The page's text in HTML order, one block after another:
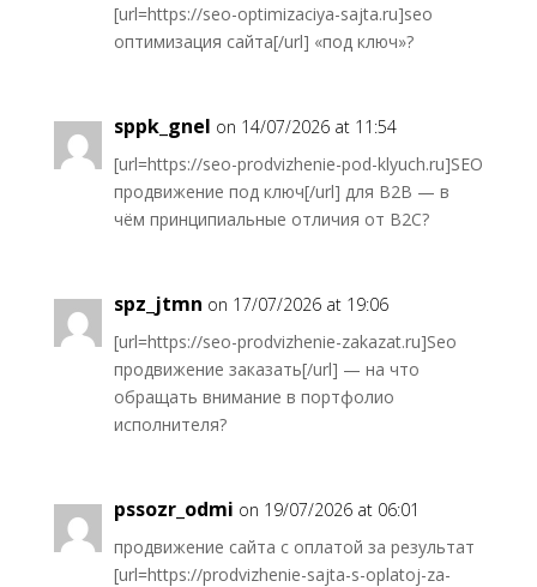
[url=https://seo-optimizaciya-sajta.ru]seo
оптимизация сайта[/url] «под ключ»?
sppk_gnel on 14/07/2026 at 11:54
[url=https://seo-prodvizhenie-pod-klyuch.ru]SEO
продвижение под ключ[/url] для B2B — в
чём принципиальные отличия от B2C?
spz_jtmn on 17/07/2026 at 19:06
[url=https://seo-prodvizhenie-zakazat.ru]Seo
продвижение заказать[/url] — на что
обращать внимание в портфолио
исполнителя?
pssozr_odmi on 19/07/2026 at 06:01
продвижение сайта с оплатой за результат
[url=https://prodvizhenie-sajta-s-oplatoj-za-